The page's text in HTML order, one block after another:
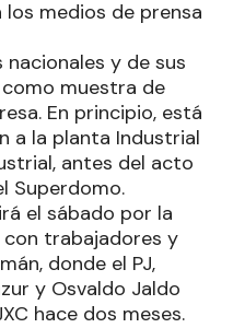
medios de prensa
y de sus
muestra de
En principio, está
a la planta Industrial
antes del acto
Superdomo.
el sábado por la
trabajadores y
donde el PJ,
y Osvaldo Jaldo
hace dos meses.